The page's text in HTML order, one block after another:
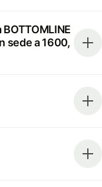
sede a 1600,